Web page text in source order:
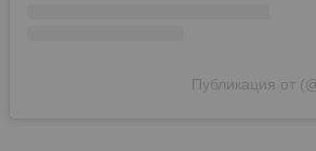
Публикация от